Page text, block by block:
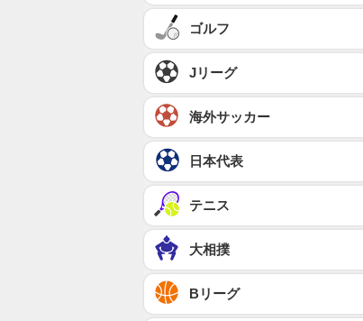
ゴルフ
Jリーグ
海外サッカー
日本代表
テニス
大相撲
Bリーグ